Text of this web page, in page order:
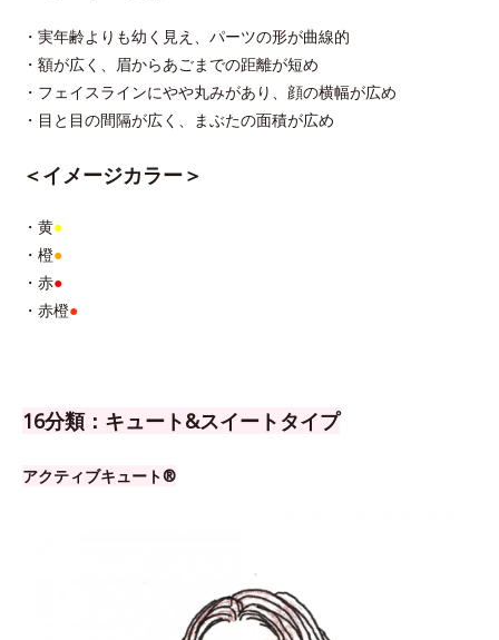
・実年齢よりも幼く見え、パーツの形が曲線的
・額が広く、眉からあごまでの距離が短め
・フェイスラインにやや丸みがあり、顔の横幅が広め
・目と目の間隔が広く、まぶたの面積が広め
＜イメージカラー＞
・黄●
・橙●
・赤●
・赤橙●
16分類：キュート&スイートタイプ
アクティブキュート®